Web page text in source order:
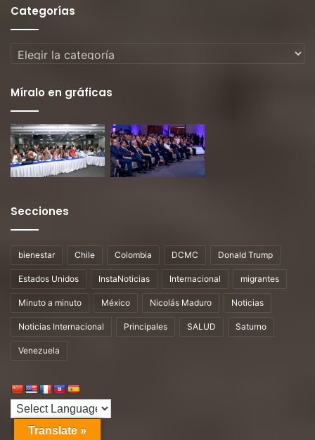
Categorías
Categorías
Míralo en gráficas
Secciones
bienestar Chile Colombia DCMC Donald Trump
Estados Unidos InstaNoticias Internacional migrantes
Minuto a minuto México Nicolás Maduro Noticias
Noticias Internacional Principales SALUD Saturno
Venezuela
Translate »